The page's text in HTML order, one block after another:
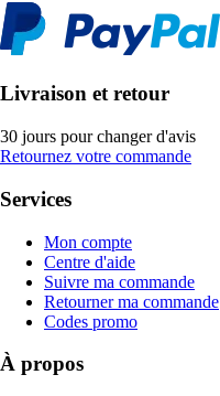
Livraison et retour
30 jours pour changer d'avis
Retournez votre commande
Services
Mon compte
Centre d'aide
Suivre ma commande
Retourner ma commande
Codes promo
À propos